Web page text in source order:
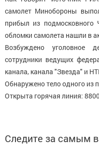
самолет Минобороны
прибыл из подмосковного
обломки самолета нашли в
Возбуждено уголовное
сотрудники ведущих
канала, канала "Звезда" и
Обнаружено тело одного из
Открыта горячая линия:
Следите за самым